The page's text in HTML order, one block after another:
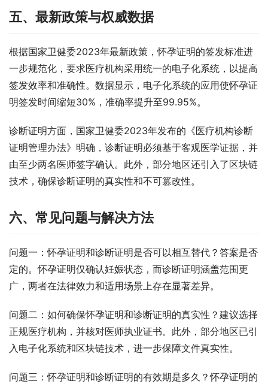
五、最新政策与权威数据
根据国家卫健委2023年最新政策，怀孕证明的签发标准进
一步规范化，要求医疗机构采用统一的电子化系统，以提高
签发效率和准确性。数据显示，电子化系统的应用使怀孕证
明签发时间缩短30%，准确率提升至99.95%。
诊断证明方面，国家卫健委2023年发布的《医疗机构诊断
证明管理办法》明确，诊断证明必须基于客观医学证据，并
由至少两名医师签字确认。此外，部分地区还引入了区块链
技术，确保诊断证明的真实性和不可篡改性。
六、常见问题与解决方法
问题一：怀孕证明和诊断证明是否可以相互替代？答案是否
定的。怀孕证明仅确认妊娠状态，而诊断证明涵盖范围更
广，两者在法律效力和适用场景上存在显著差异。
问题二：如何确保怀孕证明和诊断证明的真实性？建议选择
正规医疗机构，并核对医师执业证书。此外，部分地区已引
入电子化系统和区块链技术，进一步保障文件真实性。
问题三：怀孕证明和诊断证明的有效期是多久？怀孕证明的